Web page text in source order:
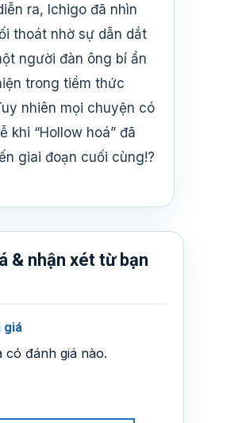
ra, Ichigo đã nhìn
thoát nhờ sự dẫn dắt
người đàn ông bí ẩn
trong tiềm thức
nhiên mọi chuyện có
khi “Hollow hoá” đã
giai đoạn cuối cùng!?
& nhận xét từ bạn
giá
có đánh giá nào.